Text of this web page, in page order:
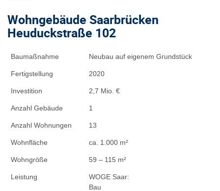
Wohngebäude Saarbrücken
Heuduckstraße 102
Baumaßnahme Neubau auf eigenem Grundstück
Fertigstellung 2020
Investition 2,7 Mio. €
Anzahl Gebäude 1
Anzahl Wohnungen 13
Wohnfläche ca. 1.000 m²
Wohngröße 59 – 115 m²
Leistung
WOGE Saar:
Bau